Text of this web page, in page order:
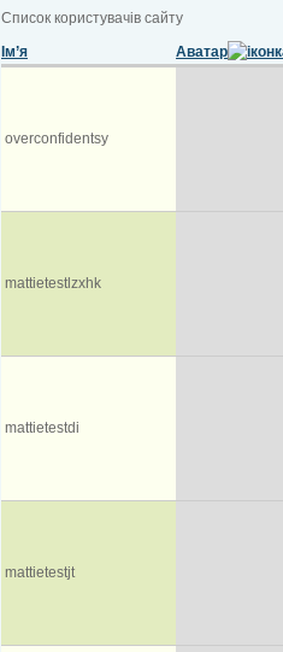
Список користувачів сайту
Ім’я
Аватар
overconfidentsy
mattietestlzxhk
mattietestdi
mattietestjt